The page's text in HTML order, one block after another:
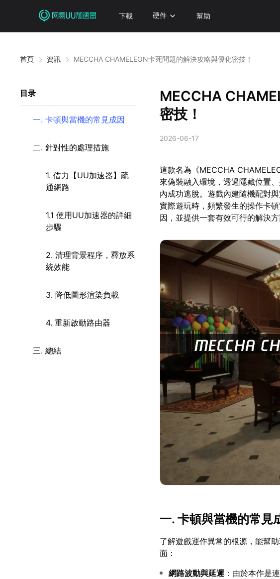
下載 硬件 幫助
首頁 資訊 MECCHA CHAMELEON卡死問題的解決攻略與優化密技！
目录
一. 卡頓與當機的常見成因
二. 針對性的處理措施
1. 借力【UU加速器】疏
通網路
1.1 使用UU加速器的詳細
步驟
2. 清理背景程序，釋放系
統效能
3. 降低圖形渲染負載
4. 重新啟動路由器
三. 總結
MECCHA
密技！
2026-06-17
這款名為《MECCHA
來偽裝融入環境，透過隱藏位置
內成功逃脫。遊戲內建隨機配對
實際遊玩時，頻繁發生的操作卡
因，並提供一套有效可行的解決方
一. 卡頓與當機的常見
了解遊戲運作異常的根源，能幫
面：
網路波動與延遲 ：由於本作是